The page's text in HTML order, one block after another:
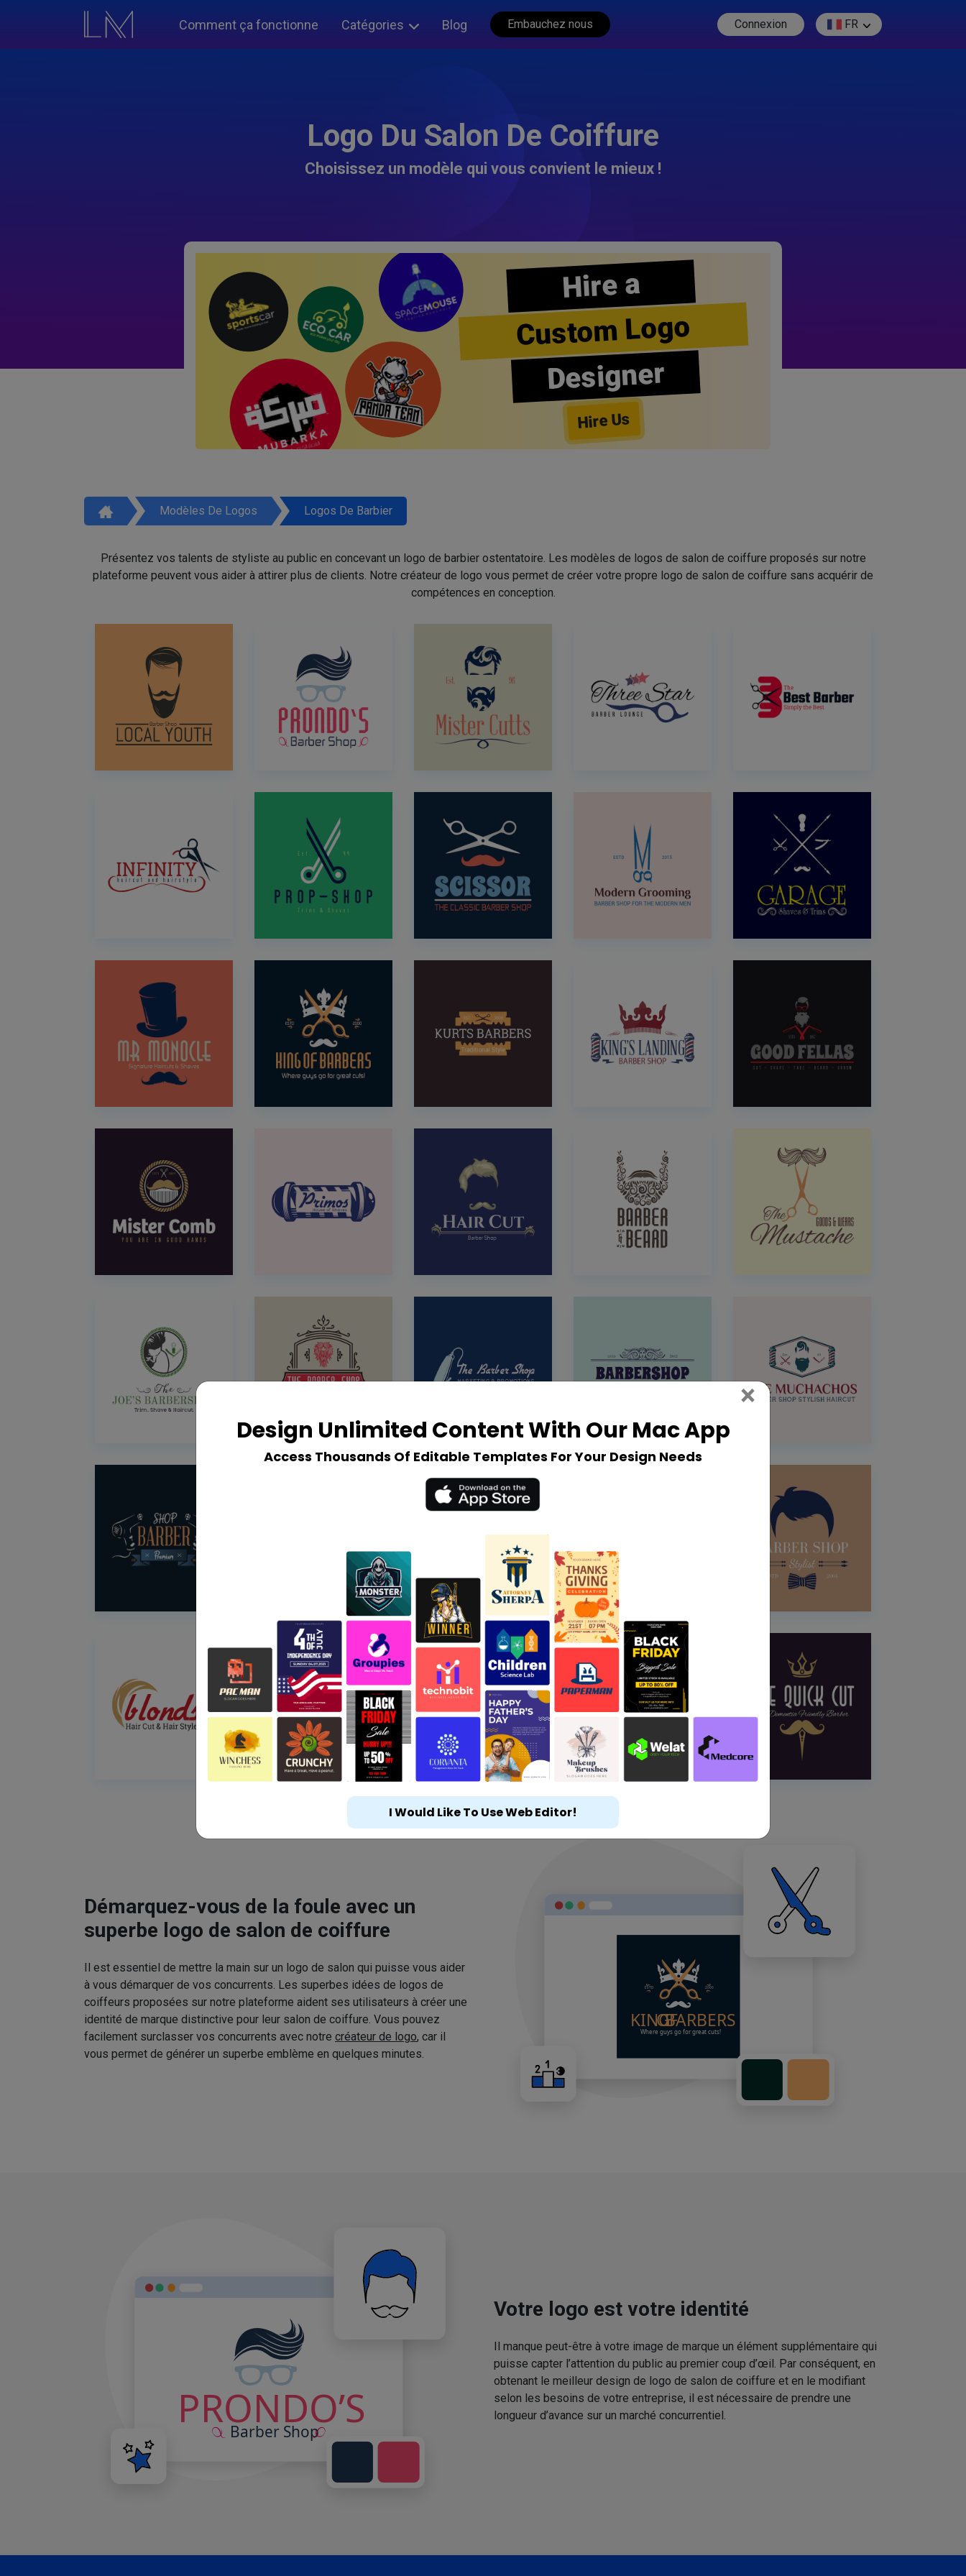
Comment ça fonctionne Catégories Blog Embauchez nous Connexion FR
Logo Du Salon De Coiffure
Choisissez un modèle qui vous convient le mieux !
Hire a
Custom Logo
Designer
Hire Us
Modèles De Logos Logos De Barbier
Présentez vos talents de styliste au public en concevant un logo de barbier ostentatoire. Les modèles de logos de salon de coiffure proposés sur notre
plateforme peuvent vous aider à attirer plus de clients. Notre créateur de logo vous permet de créer votre propre logo de salon de coiffure sans acquérir de
compétences en conception.
Démarquez-vous de la foule avec un
superbe logo de salon de coiffure
Il est essentiel de mettre la main sur un logo de salon qui puisse vous aider
à vous démarquer de vos concurrents. Les superbes idées de logos de
coiffeurs proposées sur notre plateforme aident ses utilisateurs à créer une
identité de marque distinctive pour leur salon de coiffure. Vous pouvez
facilement surclasser vos concurrents avec notre créateur de logo, car il
vous permet de générer un superbe emblème en quelques minutes.
Votre logo est votre identité
Il manque peut-être à votre image de marque un élément supplémentaire qui
puisse capter l’attention du public au premier coup d’œil. Par conséquent, en
obtenant le meilleur design de logo de salon de coiffure et en le modifiant
selon les besoins de votre entreprise, il est nécessaire de prendre une
longueur d’avance sur un marché concurrentiel.
Design Unlimited Content With Our Mac App
Access Thousands Of Editable Templates For Your Design Needs
× Close
I Would Like To Use Web Editor!